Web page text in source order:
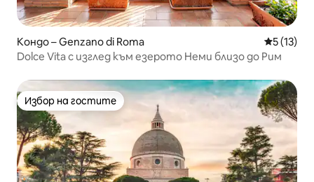
Кондо – Genzano di Roma Средна
5 (13)
Dolce Vita с изглед към езерото Неми близо до Рим
Избор на гостите
Избор на гостите